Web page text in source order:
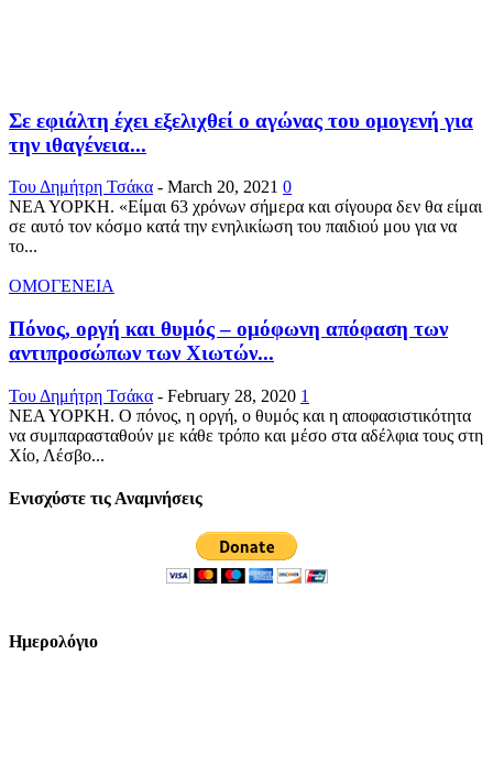
Σε εφιάλτη έχει εξελιχθεί ο αγώνας του ομογενή για
την ιθαγένεια...
Του Δημήτρη Τσάκα - March 20, 2021 0
ΝΕΑ ΥΟΡΚΗ. «Είμαι 63 χρόνων σήμερα και σίγουρα δεν θα είμαι
σε αυτό τον κόσμο κατά την ενηλικίωση του παιδιού μου για να
το...
ΟΜΟΓΕΝΕΙΑ
Πόνος, οργή και θυμός – ομόφωνη απόφαση των
αντιπροσώπων των Χιωτών...
Του Δημήτρη Τσάκα - February 28, 2020 1
ΝΕΑ ΥΟΡΚΗ. Ο πόνος, η οργή, ο θυμός και η αποφασιστικότητα
να συμπαρασταθούν με κάθε τρόπο και μέσο στα αδέλφια τους στη
Χίο, Λέσβο...
Ενισχύστε τις Αναμνήσεις
Ημερολόγιο